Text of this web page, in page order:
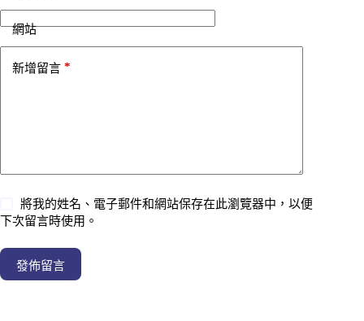
網站
新增留言 *
將我的姓名、電子郵件和網站保存在此瀏覽器中，以便
下次留言時使用。
發佈留言